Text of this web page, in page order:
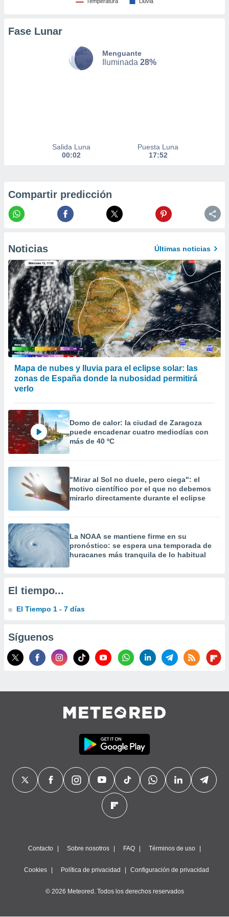
su
u
en
en
de
un
o acceder
perfiles
utilizar
crear un
contenido
medir el
la
el
del
o a través
de
uso de
con el
de
Fase Lunar
Menguante
Iluminada 28%
Salida Luna
00:02
Puesta Luna
17:52
Compartir predicción
Noticias Últimas noticias
Mapa de nubes y lluvia para el eclipse solar: las
zonas de España donde la nubosidad permitirá
verlo
Domo de calor: la ciudad de Zaragoza
puede encadenar cuatro mediodías con
más de 40 ºC
"Mirar al Sol no duele, pero ciega": el
motivo científico por el que no debemos
mirarlo directamente durante el eclipse
La NOAA se mantiene firme en su
pronóstico: se espera una temporada de
huracanes más tranquila de lo habitual
El tiempo...
El Tiempo 1 - 7 días
Síguenos
Contacto Sobre nosotros FAQ Términos de uso
Cookies Política de privacidad Configuración de privacidad
© 2026 Meteored. Todos los derechos reservados